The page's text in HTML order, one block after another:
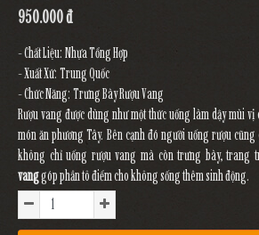
950.000 đ
- Chất Liệu: Nhựa Tổng Hợp
- Xuất Xứ: Trung Quốc
- Chức Năng: Trưng Bày Rượu Vang
Rượu vang được dùng như một thức uống làm dậy mùi
món ăn phương Tây. Bên cạnh đó người uống rượu
không chỉ uống rượu vang mà còn trưng bày, trang
vanggóp phần tô điểm cho không sống thêm sinh động.